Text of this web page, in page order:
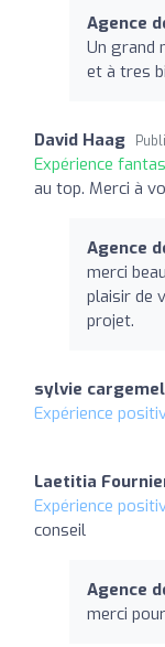
Agence
Un grand
et à tres
David Haag
Expérience
au top. Merci à
Agence
merci
plaisir de
projet.
sylvie cargemel
Expérience
Laetitia
Expérience
conseil
Agence
merci